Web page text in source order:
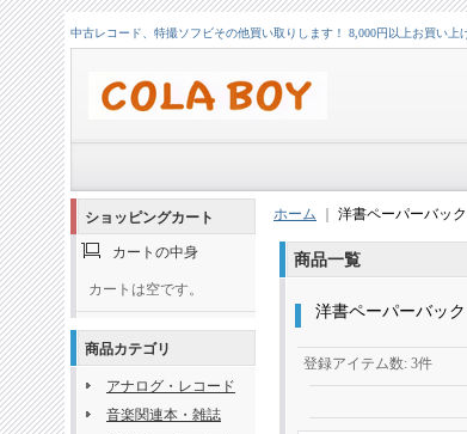
中古レコード、特撮ソフビその他買い取りします！ 8,000円以上お買い
ショッピングカート
カートの中身
カートは空です。
商品カテゴリ
アナログ・レコード
音楽関連本・雑誌
ホーム 洋書ペーパーバッ
商品一覧
洋書ペーパーバッ
登録アイテム数: 3件